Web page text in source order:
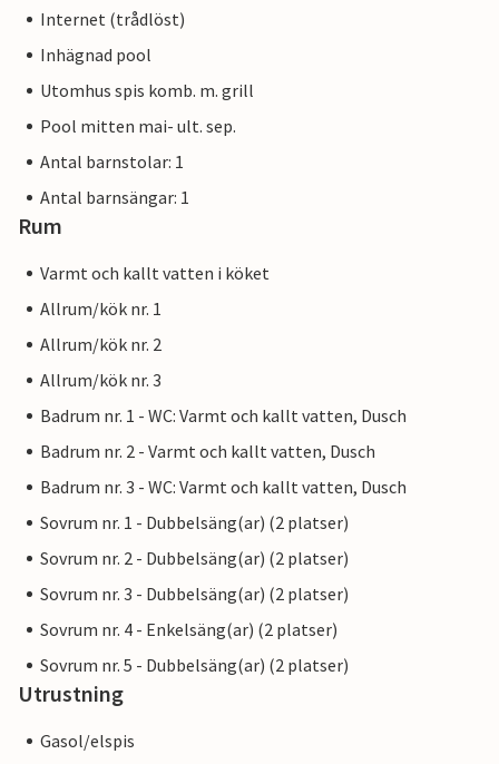
Internet (trådlöst)
Inhägnad pool
Utomhus spis komb. m. grill
Pool mitten mai- ult. sep.
Antal barnstolar: 1
Antal barnsängar: 1
Rum
Varmt och kallt vatten i köket
Allrum/kök nr. 1
Allrum/kök nr. 2
Allrum/kök nr. 3
Badrum nr. 1 - WC: Varmt och kallt vatten, Dusch
Badrum nr. 2 - Varmt och kallt vatten, Dusch
Badrum nr. 3 - WC: Varmt och kallt vatten, Dusch
Sovrum nr. 1 - Dubbelsäng(ar) (2 platser)
Sovrum nr. 2 - Dubbelsäng(ar) (2 platser)
Sovrum nr. 3 - Dubbelsäng(ar) (2 platser)
Sovrum nr. 4 - Enkelsäng(ar) (2 platser)
Sovrum nr. 5 - Dubbelsäng(ar) (2 platser)
Utrustning
Gasol/elspis